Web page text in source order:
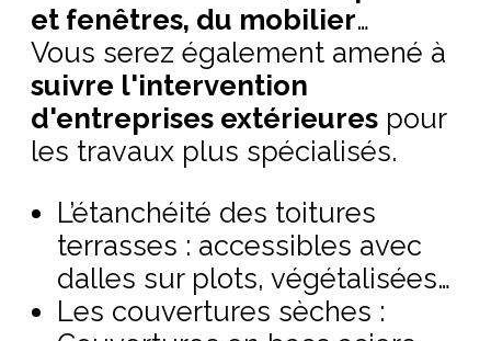
et fenêtres, du mobilier…
Vous serez également amené à
suivre l'intervention
d'entreprises extérieures pour
les travaux plus spécialisés.
L’étanchéité des toitures
terrasses : accessibles avec
dalles sur plots, végétalisées…
Les couvertures sèches :